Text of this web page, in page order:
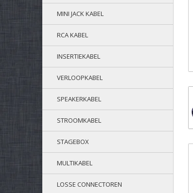
MINI JACK KABEL
RCA KABEL
INSERTIEKABEL
VERLOOPKABEL
SPEAKERKABEL
STROOMKABEL
STAGEBOX
MULTIKABEL
LOSSE CONNECTOREN